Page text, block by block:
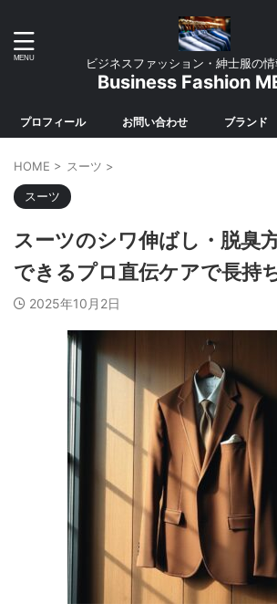
ビジネスファッション・紳士服の情
Business Fashion
プロフィール お問い合わせ ブランド
HOME > スーツ >
スーツ
スーツのシワ伸ばし・脱臭
できるプロ直伝ケアで長持
2025年10月2日